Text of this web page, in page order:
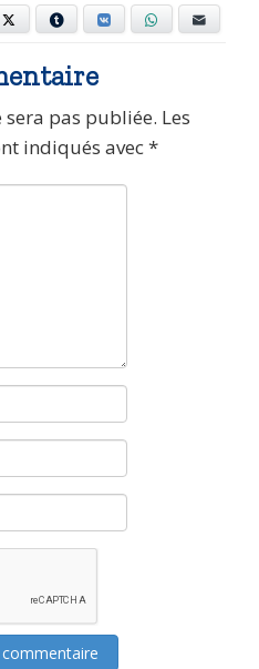
Tumblr VKontakte WhatsApp
sera pas publiée. Les
indiqués avec*